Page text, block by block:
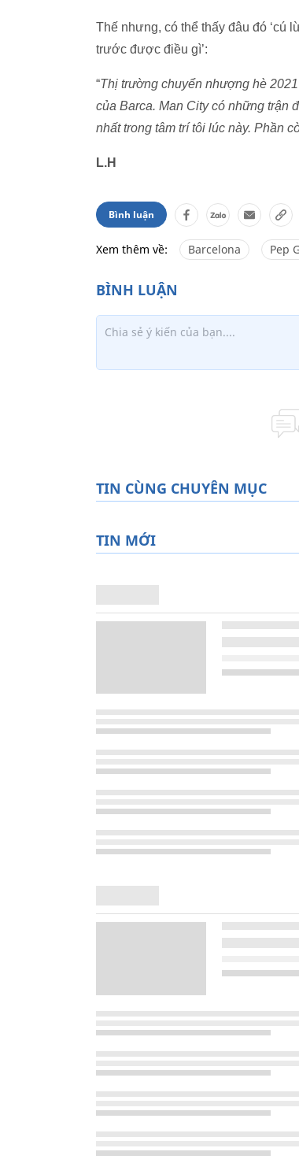
Thế nhưng, có thể thấy đâu đó ‘cú
trước được điều gì’:
“Thị trường chuyển nhượng hè
của Barca. Man City có những trận
nhất trong tâm trí tôi lúc này. Phần
L.H
Bình luận
Xem thêm về: Barcelona Pep
TIN CÙNG CHUYÊN MỤC
TIN MỚI